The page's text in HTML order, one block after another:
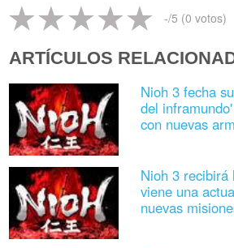
-/5 (0 votos)
ARTÍCULOS
Nioh 3 fecha
del
con nuevas
Nioh 3 recibirá
viene una
nuevas